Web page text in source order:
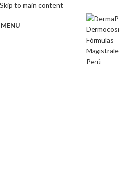
Skip to main content
MENU